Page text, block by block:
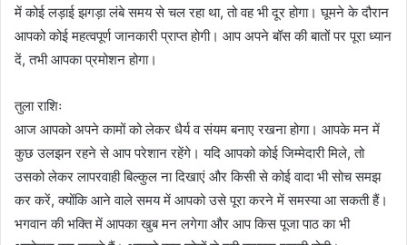
में कोई लड़ाई झगड़ा लंबे समय से चल रहा था, तो वह भी दूर होगा। घूमने के दौरान
आपको कोई महत्वपूर्ण जानकारी प्राप्त होगी। आप अपने बॉस की बातों पर पूरा ध्यान
दें, तभी आपका प्रमोशन होगा।
तुला राशिः
आज आपको अपने कामों को लेकर धैर्य व संयम बनाए रखना होगा। आपके मन में
कुछ उलझन रहने से आप परेशान रहेंगे। यदि आपको कोई जिम्मेदारी मिले, तो
उसको लेकर लापरवाही बिल्कुल ना दिखाएं और किसी से कोई वादा भी सोच समझ
कर करें, क्योंकि आने वाले समय में आपको उसे पूरा करने में समस्या आ सकती हैं।
भगवान की भक्ति में आपका खुब मन लगेगा और आप किस पूजा पाठ का भी